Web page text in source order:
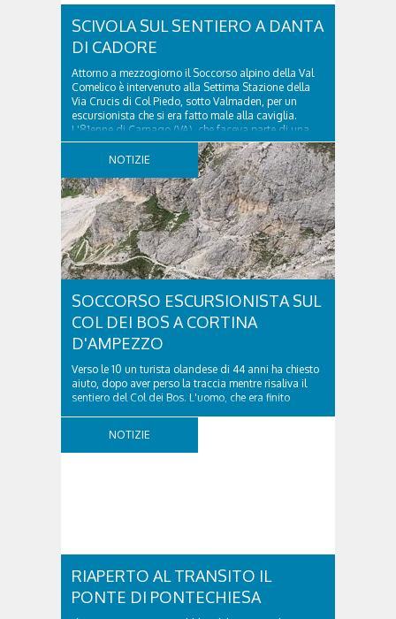
SCIVOLA SUL SENTIERO A DANTA
DI CADORE
Attorno a mezzogiorno il Soccorso alpino della Val
Comelico è intervenuto alla Settima Stazione della
Via Crucis di Col Piedo, sotto Valmaden, per un
escursionista che si era fatto male alla caviglia.
L'81enne di Carnago (VA), che faceva parte di una
comitiva e aveva riportato un trauma...
NOTIZIE
SOCCORSO ESCURSIONISTA SUL
COL DEI BOS A CORTINA
D'AMPEZZO
Verso le 10 un turista olandese di 44 anni ha chiesto
aiuto, dopo aver perso la traccia mentre risaliva il
sentiero del Col dei Bos. L'uomo, che era finito
Torri del Falzarego, era...
NOTIZIE
RIAPERTO AL TRANSITO IL
PONTE DI PONTECHIESA